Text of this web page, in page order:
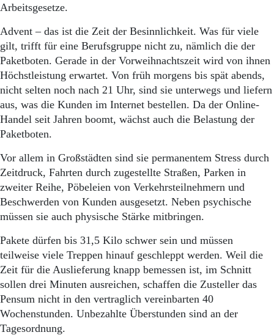
Wer wir sind
Aktuelle Ausgabe
Abonnenten-Login
Abonnent werden
Abo Prämien
Archiv
Mediadaten
Datenschutz
Arbeitsgesetze.
Advent – das ist die Zeit der Besinnlichkeit. Was für viele
gilt, trifft für eine Berufsgruppe nicht zu, nämlich die der
Paketboten. Gerade in der Vorweihnachtszeit wird von ihnen
Höchstleistung erwartet. Von früh morgens bis spät abends,
nicht selten noch nach 21 Uhr, sind sie unterwegs und liefern
aus, was die Kunden im Internet bestellen. Da der Online-
Handel seit Jahren boomt, wächst auch die Belastung der
Paketboten.
Vor allem in Großstädten sind sie permanentem Stress durch
Zeitdruck, Fahrten durch zugestellte Straßen, Parken in
zweiter Reihe, Pöbeleien von Verkehrsteilnehmern und
Beschwerden von Kunden ausgesetzt. Neben psychische
müssen sie auch physische Stärke mitbringen.
Pakete dürfen bis 31,5 Kilo schwer sein und müssen
teilweise viele Treppen hinauf geschleppt werden. Weil die
Zeit für die Auslieferung knapp bemessen ist, im Schnitt
sollen drei Minuten ausreichen, schaffen die Zusteller das
Pensum nicht in den vertraglich vereinbarten 40
Wochenstunden. Unbezahlte Überstunden sind an der
Tagesordnung.